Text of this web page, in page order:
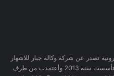
تصدر عن شركة وكالة جبار للاشهار
الدعاية التجارية و الخدمات جادت, تأسست سنة 2013 وأعتمدت من طرف